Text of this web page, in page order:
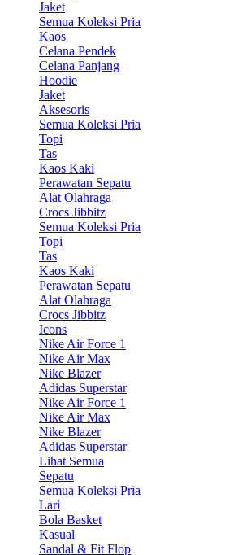
Jaket
Semua Koleksi Pria
Kaos
Celana Pendek
Celana Panjang
Hoodie
Jaket
Aksesoris
Semua Koleksi Pria
Topi
Tas
Kaos Kaki
Perawatan Sepatu
Alat Olahraga
Crocs Jibbitz
Semua Koleksi Pria
Topi
Tas
Kaos Kaki
Perawatan Sepatu
Alat Olahraga
Crocs Jibbitz
Icons
Nike Air Force 1
Nike Air Max
Nike Blazer
Adidas Superstar
Nike Air Force 1
Nike Air Max
Nike Blazer
Adidas Superstar
Lihat Semua
Sepatu
Semua Koleksi Pria
Lari
Bola Basket
Kasual
Sandal & Fit Flop